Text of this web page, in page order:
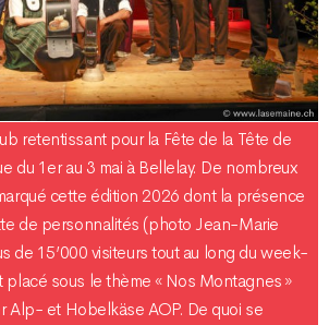
retentissant pour la Fête de la Tête de
du 1er au 3 mai à Bellelay. De nombreux
cette édition 2026 dont la présence
de personnalités (photo Jean-Marie
de 15’000 visiteurs tout au long du week-
sous le thème « Nos Montagnes »
Alp- et Hobelkäse AOP. De quoi se